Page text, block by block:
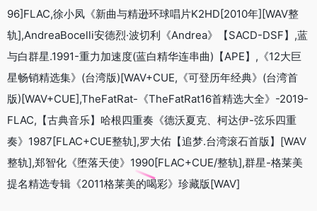
96]FLAC,徐小凤《新曲与精逊环球唱片K2HD[2010年][WAV整
轨],AndreaBocelli安德烈·波切利《Andrea》【SACD-DSF】,蓝
与白群星.1991-重力加速度(蓝白精华连串曲)【APE】,《12大巨
星畅销精选集》(台湾版)[WAV+CUE,《可登历年经典》(台湾首
版)[WAV+CUE],TheFatRat-《TheFatRat16首精选大全》-2019-
FLAC,【古典音乐】哈根四重奏《德沃夏克、柯达伊-弦乐四重
奏》1987[FLAC+CUE整轨],罗大佑【追梦.台湾滚石首版】[WAV
整轨],郑智化《堕落天使》1990[FLAC+CUE/整轨],群星-格莱美
提名精选专辑《2011格莱美的喝彩》珍藏版[WAV]